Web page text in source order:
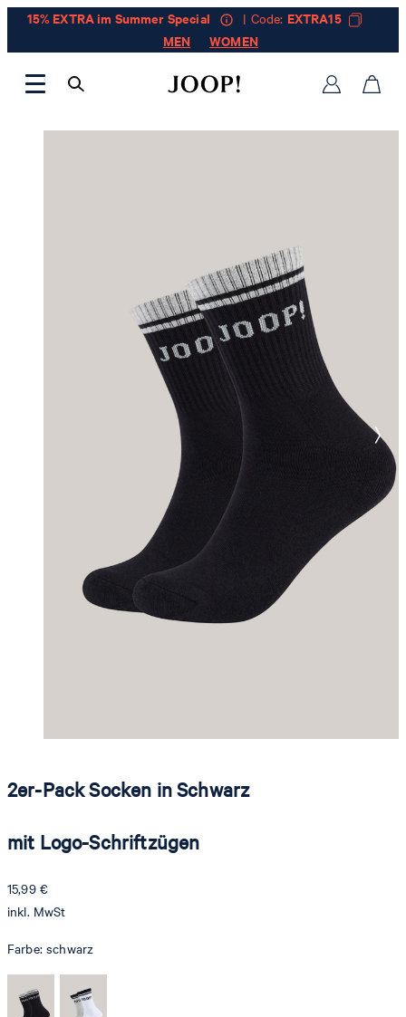
15% EXTRA im Summer Special | Code: EXTRA15
MEN
WOMEN
2er-Pack Socken in Schwarz
mit Logo-Schriftzügen
15,99 €
inkl. MwSt
Farbe:schwarz